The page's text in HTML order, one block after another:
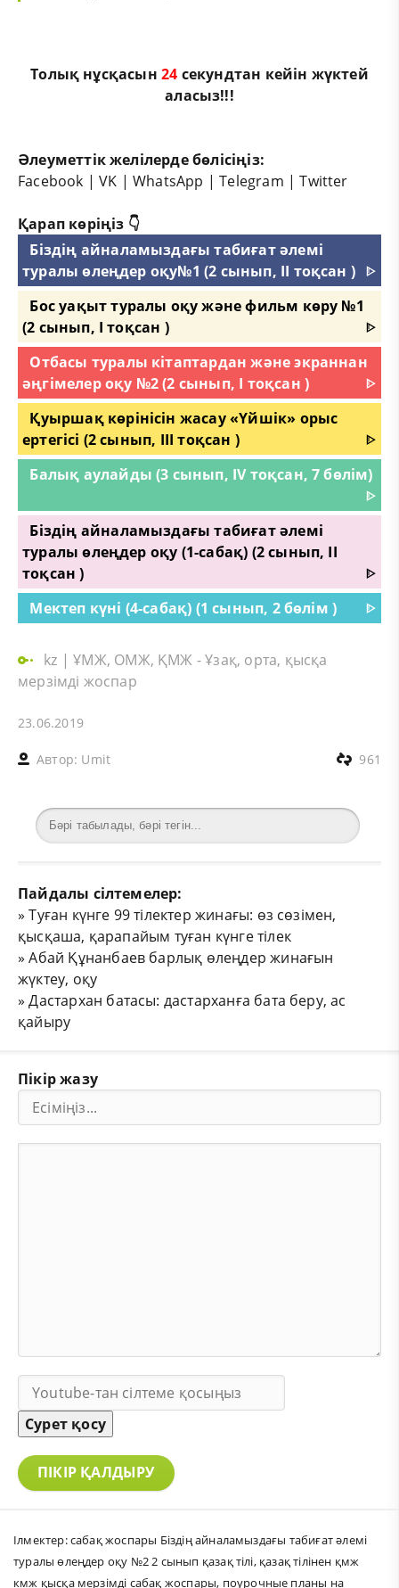
Толық нұсқасын23 секундтан кейін жүктей
аласыз!!!
Әлеуметтік желілерде бөлісіңіз:
Facebook |VK |WhatsApp |Telegram |Twitter
Қарап көріңіз 👇
Біздің айналамыздағы табиғат әлемі
туралы өлеңдер оқу№1 (2 сынып, II тоқсан ) ᐈ
Бос уақыт туралы оқу және фильм көру №1
(2 сынып, I тоқсан )
ᐈ
Отбасы туралы кітаптардан және экраннан
әңгімелер оқу №2 (2 сынып, I тоқсан )
ᐈ
Қуыршақ көрінісін жасау «Үйшік» орыс
ертегісі (2 сынып, III тоқсан )
ᐈ
Балық аулайды (3 сынып, IV тоқсан, 7 бөлім)
ᐈ
Біздің айналамыздағы табиғат әлемі
туралы өлеңдер оқу (1-сабақ) (2 сынып, II
тоқсан )
ᐈ
Мектеп күні (4-сабақ) (1 сынып, 2 бөлім )
ᐈ
kz |ҰМЖ, ОМЖ, ҚМЖ - Ұзақ, орта, қысқа
мерзімді жоспар
23.06.2019
Автор: Umit 961
Пайдалы сілтемелер:
»Туған күнге 99 тілектер жинағы: өз сөзімен,
қысқаша, қарапайым туған күнге тілек
»Абай Құнанбаев барлық өлеңдер жинағын
жүктеу, оқу
»Дастархан батасы: дастарханға бата беру, ас
қайыру
Пікір жазу
Сурет қосу
ПІКІР ҚАЛДЫРУ
Ілмектер:сабақ жоспары Біздің айналамыздағы табиғат әлемі
туралы өлеңдер оқу №2 2 сынып қазақ тілі, қазақ тілінен қмж
кмж қысқа мерзімді сабақ жоспары, поурочные планы на